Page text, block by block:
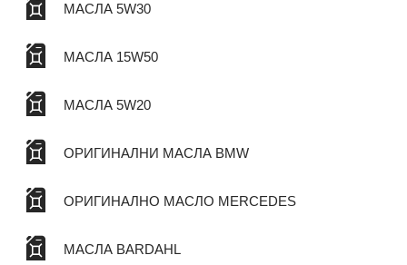
МАСЛА 5W30
МАСЛА 15W50
МАСЛА 5W20
ОРИГИНАЛНИ МАСЛА BMW
ОРИГИНАЛНО МАСЛО MERCEDES
МАСЛА BARDAHL